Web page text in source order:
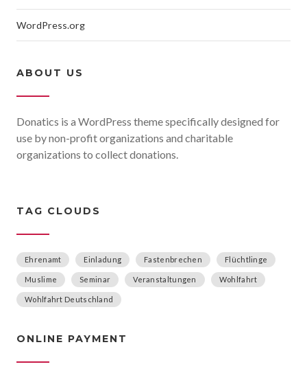
WordPress.org
ABOUT US
Donatics is a WordPress theme specifically designed for
use by non-profit organizations and charitable
organizations to collect donations.
TAG CLOUDS
Ehrenamt Einladung Fastenbrechen Flüchtlinge
Muslime Seminar Veranstaltungen Wohlfahrt
Wohlfahrt Deutschland
ONLINE PAYMENT